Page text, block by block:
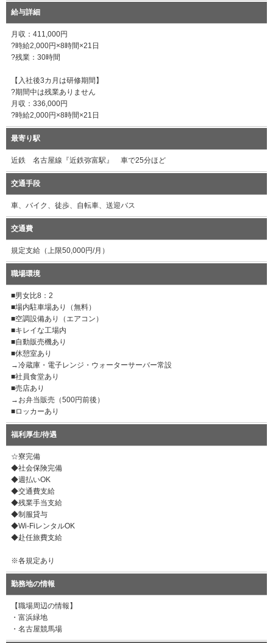
給与詳細
月収：411,000円
?時給2,000円×8時間×21日
?残業：30時間
【入社後3カ月は研修期間】
?期間中は残業ありません
月収：336,000円
?時給2,000円×8時間×21日
最寄り駅
近鉄 名古屋線『近鉄弥富駅』 車で25分ほど
交通手段
車、バイク、徒歩、自転車、送迎バス
交通費
規定支給（上限50,000円/月）
職場環境
■男女比8：2
■場内駐車場あり（無料）
■空調設備あり（エアコン）
■キレイな工場内
■自動販売機あり
■休憩室あり
→冷蔵庫・電子レンジ・ウォーターサーバー常設
■社員食堂あり
■売店あり
→お弁当販売（500円前後）
■ロッカーあり
福利厚生/待遇
☆寮完備
◆社会保険完備
◆週払いOK
◆交通費支給
◆残業手当支給
◆制服貸与
◆Wi-FiレンタルOK
◆赴任旅費支給
※各規定あり
勤務地の情報
【職場周辺の情報】
・富浜緑地
・名古屋競馬場